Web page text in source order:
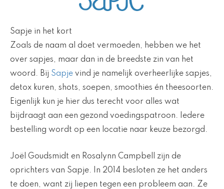
Sapje in het kort
Zoals de naam al doet vermoeden, hebben we het
over sapjes, maar dan in de breedste zin van het
woord. Bij Sapje vind je namelijk overheerlijke sapjes,
detox kuren, shots, soepen, smoothies én theesoorten.
Eigenlijk kun je hier dus terecht voor alles wat
bijdraagt aan een gezond voedingspatroon. Iedere
bestelling wordt op een locatie naar keuze bezorgd.
Joël Goudsmidt en Rosalynn Campbell zijn de
oprichters van Sapje. In 2014 besloten ze het anders
te doen, want zij liepen tegen een probleem aan. Ze